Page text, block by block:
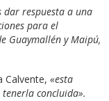
dar respuesta a una
para el
Guaymallén y Maipú,
Calvente, «esta
concluida».